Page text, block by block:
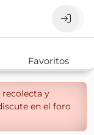
Favoritos
y
en el foro